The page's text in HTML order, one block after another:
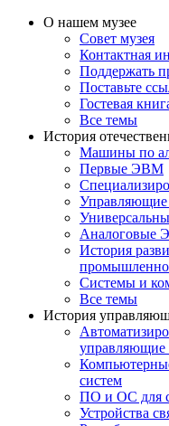
О нашем музее
Совет музея
Контактная
Поддержать
Поставьте
Гостевая
Все темы
История
Машины по
Первые ЭВМ
Аналоговые
История
Системы и
Все темы
История
управляющие
систем
ПО и ОС для
Устройства